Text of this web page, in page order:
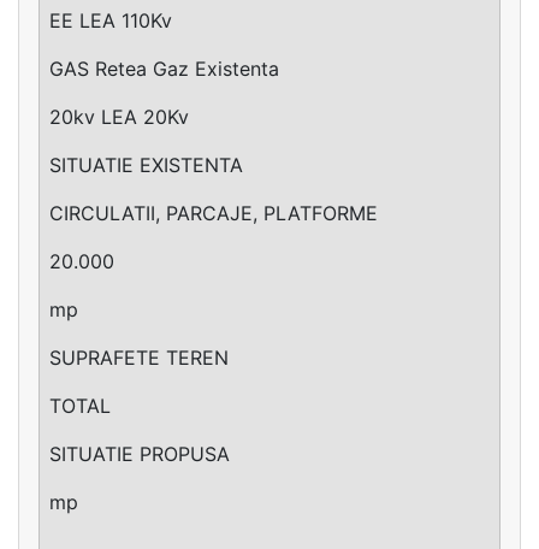
EE LEA 110Kv
GAS Retea Gaz Existenta
20kv LEA 20Kv
SITUATIE EXISTENTA
CIRCULATII, PARCAJE, PLATFORME
20.000
mp
SUPRAFETE TEREN
TOTAL
SITUATIE PROPUSA
mp